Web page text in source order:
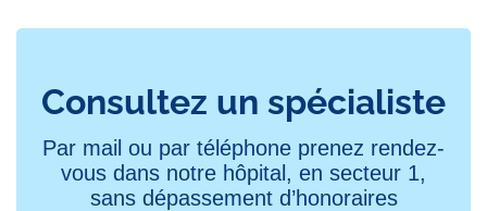
Consultez un spécialiste
Par mail ou par téléphone prenez rendez-
vous dans notre hôpital, en secteur 1,
sans dépassement d’honoraires